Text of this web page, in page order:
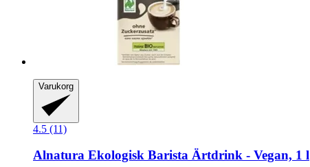
Varukorg
4.5 (11)
Alnatura Ekologisk Barista Ärtdrink -​ Vegan, 1 l